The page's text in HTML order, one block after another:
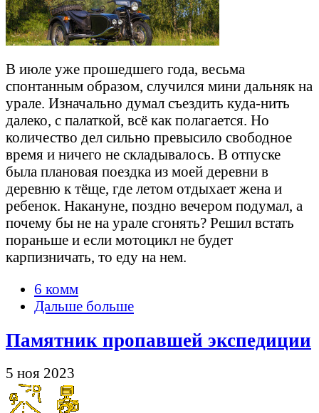
В июле уже прошедшего года, весьма
спонтанным образом, случился мини дальняк на
урале. Изначально думал съездить куда-нить
далеко, с палаткой, всё как полагается. Но
количество дел сильно превысило свободное
время и ничего не складывалось. В отпуске
была плановая поездка из моей деревни в
деревню к тёще, где летом отдыхает жена и
ребенок. Накануне, поздно вечером подумал, а
почему бы не на урале сгонять? Решил встать
пораньше и если мотоцикл не будет
карпизничать, то еду на нем.
6 комм
Дальше больше
Памятник пропавшей экспедиции
5 ноя 2023